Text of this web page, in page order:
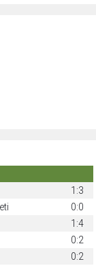
1:3
0:0
1:4
0:2
0:2